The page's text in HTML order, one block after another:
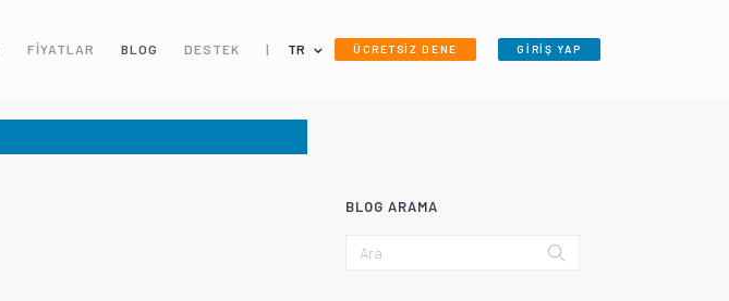
FİYATLAR BLOG DESTEK | TR ÜCRETSİZ DENE GİRİŞ YAP
BLOG ARAMA